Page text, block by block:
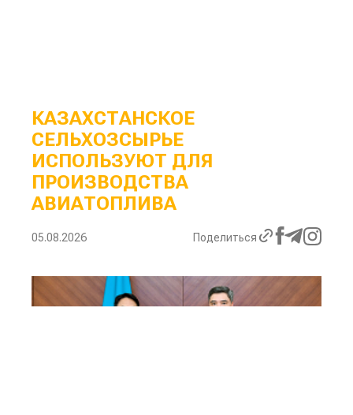
КАЗАХСТАНСКОЕ
СЕЛЬХОЗСЫРЬЕ
ИСПОЛЬЗУЮТ ДЛЯ
ПРОИЗВОДСТВА
АВИАТОПЛИВА
05.08.2026 Поделиться